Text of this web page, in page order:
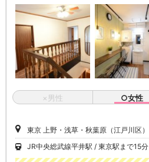
×男性 ○女性
東京 上野・浅草・秋葉原（江戸川区）
JR中央総武線平井駅
東京駅まで15分